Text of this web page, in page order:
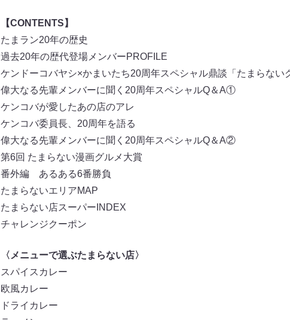
【CONTENTS】
たまラン20年の歴史
過去20年の歴代登場メンバーPROFILE
ケンドーコバヤシ×かまいたち20周年スペシャル鼎談「たまらない
偉大なる先輩メンバーに聞く20周年スペシャルQ＆A①
ケンコバが愛したあの店のアレ
ケンコバ委員長、20周年を語る
偉大なる先輩メンバーに聞く20周年スペシャルQ＆A②
第6回 たまらない漫画グルメ大賞
番外編 あるある6番勝負
たまらないエリアMAP
たまらない店スーパーINDEX
チャレンジクーポン
〈メニューで選ぶたまらない店〉
スパイスカレー
欧風カレー
ドライカレー